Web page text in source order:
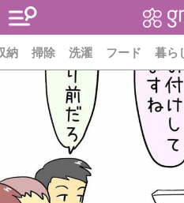
納 掃除 洗濯 フード 暮ら